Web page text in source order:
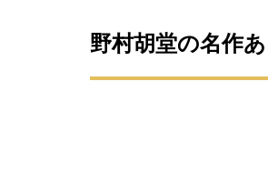
野村胡堂の名作